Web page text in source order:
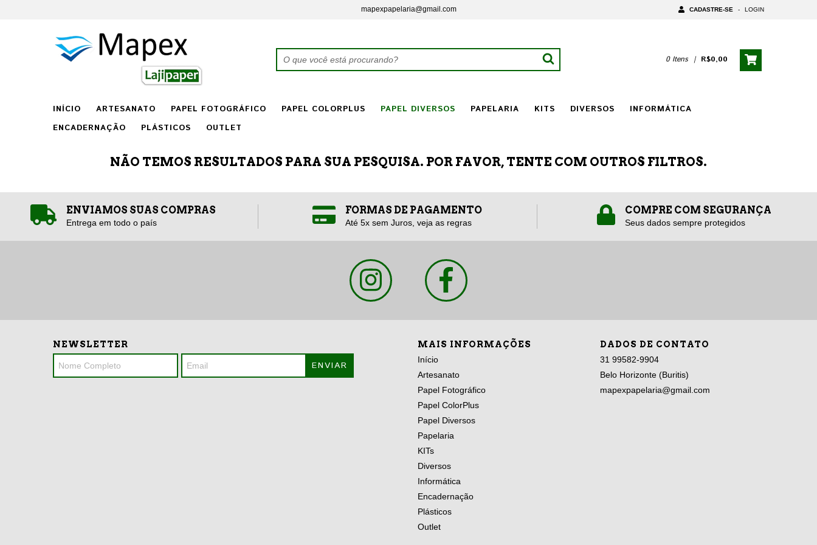
mapexpapelaria@gmail.com CADASTRE-SE - LOGIN
0 Itens | R$0,00
INÍCIO ARTESANATO PAPEL FOTOGRÁFICO PAPEL COLORPLUS PAPEL DIVERSOS PAPELARIA KITS DIVERSOS
INFORMÁTICA
ENCADERNAÇÃO
PLÁSTICOS OUTLET
NÃO TEMOS RESULTADOS PARA SUA PESQUISA. POR FAVOR, TENTE COM OUTROS FILTROS.
ENVIAMOS SUAS COMPRAS
Entrega em todo o país
FORMAS DE PAGAMENTO
Até 5x sem Juros, veja as regras
COMPRE COM SEGURANÇA
Seus dados sempre protegidos
NEWSLETTER
MAIS INFORMAÇÕES
Início
Artesanato
Papel Fotográfico
Papel ColorPlus
Papel Diversos
Papelaria
KITs
Diversos
Informática
Encadernação
Plásticos
Outlet
DADOS DE CONTATO
31 99582-9904
Belo Horizonte (Buritis)
mapexpapelaria@gmail.com